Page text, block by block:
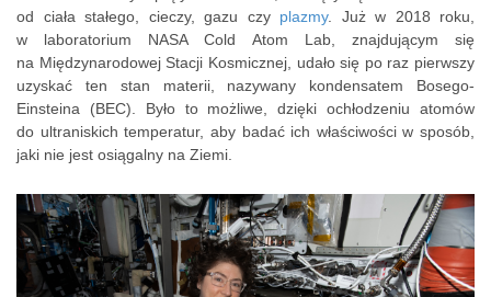
od ciała stałego, cieczy, gazu czy plazmy. Już w 2018 roku,
w laboratorium NASA Cold Atom Lab, znajdującym się
na Międzynarodowej Stacji Kosmicznej, udało się po raz pierwszy
uzyskać ten stan materii, nazywany kondensatem Bosego-
Einsteina (BEC). Było to możliwe, dzięki ochłodzeniu atomów
do ultraniskich temperatur, aby badać ich właściwości w sposób,
jaki nie jest osiągalny na Ziemi.